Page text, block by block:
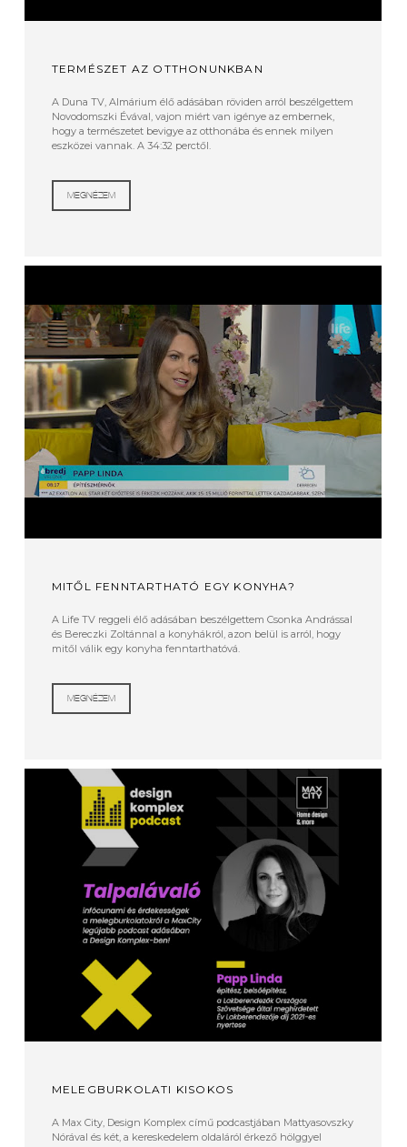
TERMÉSZET AZ OTTHONUNKBAN
A Duna TV, Almárium élő adásában röviden arról beszélgettem
Novodomszki Évával, vajon miért van igénye az embernek,
hogy a természetet bevigye az otthonába és ennek milyen
eszközei vannak. A 34:32 perctől.
MEGNÉZEM
MITŐL FENNTARTHATÓ EGY KONYHA?
A Life TV reggeli élő adásában beszélgettem Csonka Andrással
és Bereczki Zoltánnal a konyhákról, azon belül is arról, hogy
mitől válik egy konyha fenntarthatóvá.
MEGNÉZEM
MELEGBURKOLATI KISOKOS
A Max City, Design Komplex című podcastjában Mattyasovszky
Nórával és két, a kereskedelem oldaláról érkező hölggyel